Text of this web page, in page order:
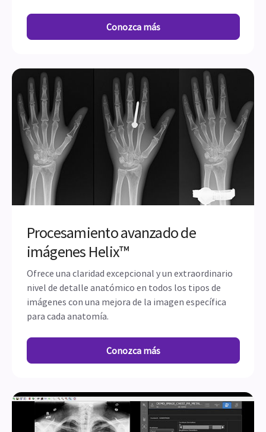
Conozca más
Procesamiento avanzado de
imágenes Helix™
Ofrece una claridad excepcional y un extraordinario
nivel de detalle anatómico en todos los tipos de
imágenes con una mejora de la imagen específica
para cada anatomía.
Conozca más